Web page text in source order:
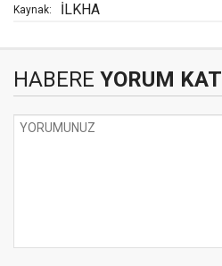
Kaynak: İLKHA
HABERE YORUM KAT